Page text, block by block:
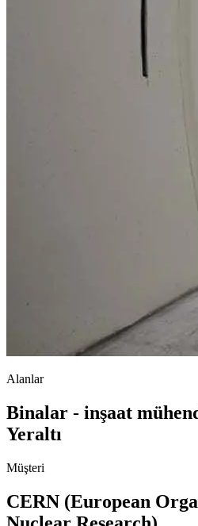
Alanlar
Binalar - inşaat
Yeraltı
Müşteri
CERN (European